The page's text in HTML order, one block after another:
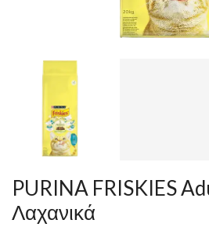
PURINA FRISKIES
Λαχανικά